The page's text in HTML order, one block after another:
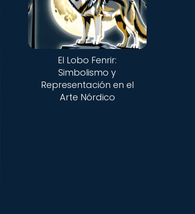
El Lobo Fenrir:
Simbolismo y
Representación en el
Arte Nórdico